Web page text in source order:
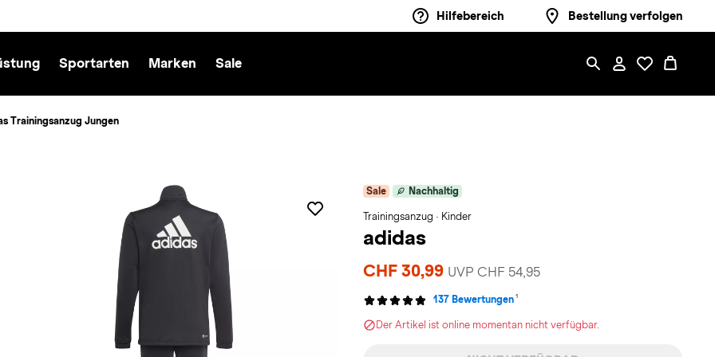
Hilfebereich Bestellung verfolgen
Sportarten Marken Sale
Trainingsanzug Jungen
Sale Nachhaltig
Trainingsanzug · Kinder
adidas
CHF 30,99 UVP CHF 54,95
137 Bewertungen 1
Der Artikel ist online momentan nicht verfügbar.